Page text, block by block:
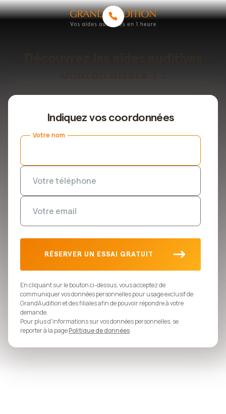
Indiquez vos coordonnées
Votre nom
Votre téléphone
Votre email
En cliquant sur le bouton ci-dessus, vous acceptez de
communiquer vos données personnelles pour usage exclusif de
GrandAudition et des filiales afin de pouvoir répondre à votre
demande.
Pour plus d'informations sur vos données personnelles, se
reporter à la pagePolitique de données